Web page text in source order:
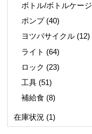
ボトル/ボトルケージ
ポンプ(40)
ヨツバサイクル (12)
ライト (64)
ロック (23)
工具 (51)
補給食 (8)
在庫状況 (1)